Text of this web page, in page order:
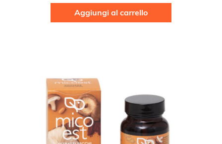
Aggiungi al carrello